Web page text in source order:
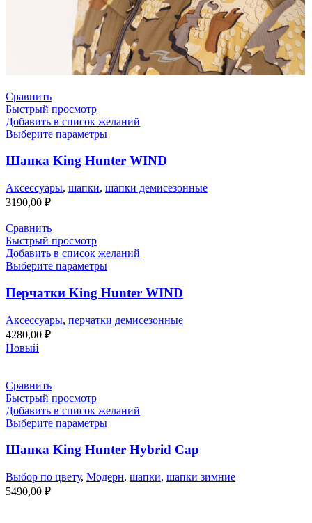
Сравнить
Быстрый просмотр
Добавить в список желаний
Выберите параметры
Шапка King Hunter WIND
Аксессуары, шапки, шапки демисезонные
3190,00 ₽
Сравнить
Быстрый просмотр
Добавить в список желаний
Выберите параметры
Перчатки King Hunter WIND
Аксессуары, перчатки демисезонные
4280,00 ₽
Новый
Сравнить
Быстрый просмотр
Добавить в список желаний
Выберите параметры
Шапка King Hunter Hybrid Cap
Выбор по цвету, Модерн, шапки, шапки зимние
5490,00 ₽